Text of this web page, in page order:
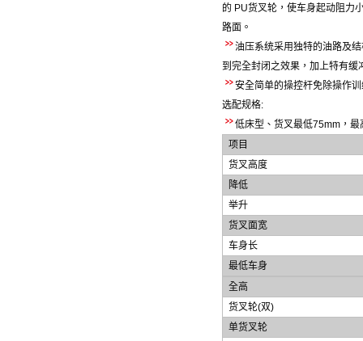
的 PU货叉轮，使车身起动阻力
路面。
油压系统采用独特的油路及
到完全封闭之效果，加上特有
安全简单的操控杆免除操作
选配规格:
低床型 、 货叉最低75mm ，最
项目
货叉高度
降低
举升
货叉面宽
车身长
最低车身
全高
货叉轮(双)
单货叉轮